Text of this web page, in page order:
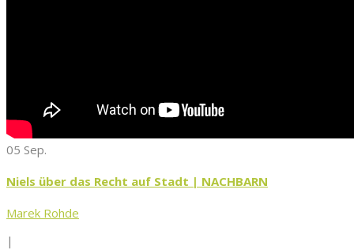
05 Sep.
Niels über das Recht auf Stadt | NACHBARN
Marek Rohde
|